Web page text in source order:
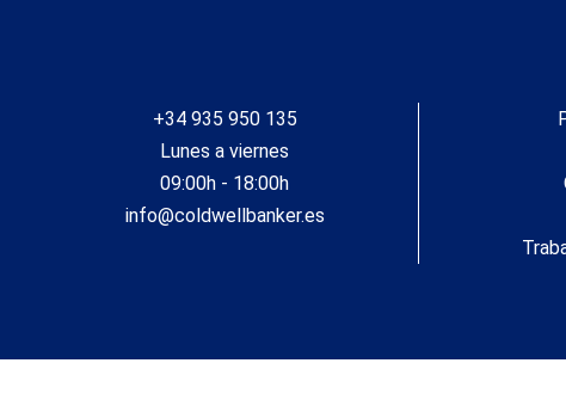
+34 935 950 135
Lunes a viernes
09:00h - 18:00h
info@coldwellbanker.es